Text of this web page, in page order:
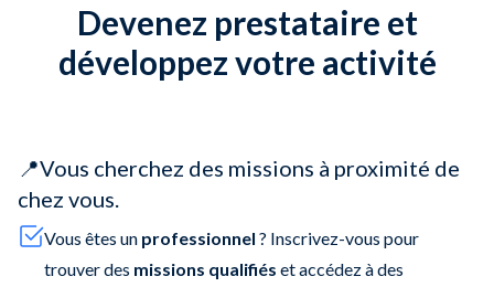
Devenez prestataire et
développez votre activité
📍Vous cherchez des missions à proximité de
chez vous.
Vous êtes un professionnel ? Inscrivez-vous pour
trouver des missions qualifiés et accédez à des